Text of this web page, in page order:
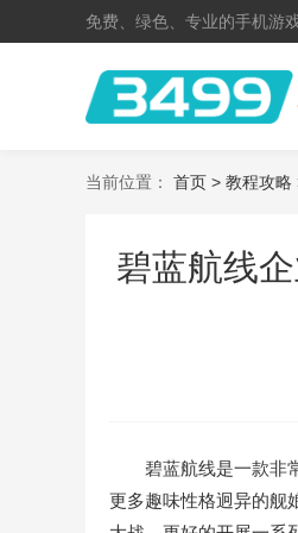
免费、绿色、专业的手机游
当前位置： 首页 > 教程攻略
碧蓝航线
碧蓝航线是一款非常
更多趣味性格迥异的舰